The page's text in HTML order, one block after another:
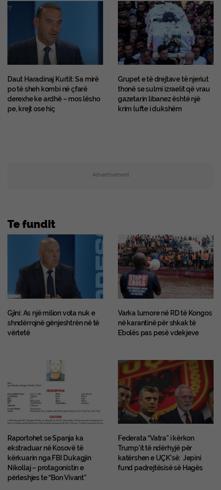
Daut Haradinaj Kurtit: Sa mirë
po të sheh kombi në çfarë
derexhe ke ardhë – mos lësho
pe, krejt ose hiç
Grupet e të drejtave të njeriut
thonë se sulmi izraelit që vrau
gazetarin libanez është një
krim lufte i dukshëm
Advertisement
Te fundit
Gjini: As një milion vota nuk e
shndërrojnë gënjeshtrën në të
vërtetë
Varka lumore në RD të Kongos
në karantinë për shkak të
Ebolës pas pesë vdekjeve
Raportohet se Spanja ka
ekstraduar në Kosovë të
kërkuarin nga FBI Dukagjin
Nikollaj – protagonistin e
përleshjes te “Bon Vivant”
Federata “Vatra” i kërkon
Trump’it të ndërhyjë për
katërshen e UÇK’së: Jepini
fund padrejtësisë së Hagës